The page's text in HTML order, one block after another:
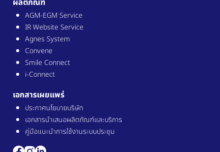
AGM-EGM Service
IR Website Service
Agnes System
Convene
Smile Connect
i-Connect
เอกสารเผยแพร่
ประกาศนโยบายบริษัท
เอกสารนำเสนอผลิตภัณฑ์และบริการ
คู่มือแนะนำการใช้งานระบบประชุม